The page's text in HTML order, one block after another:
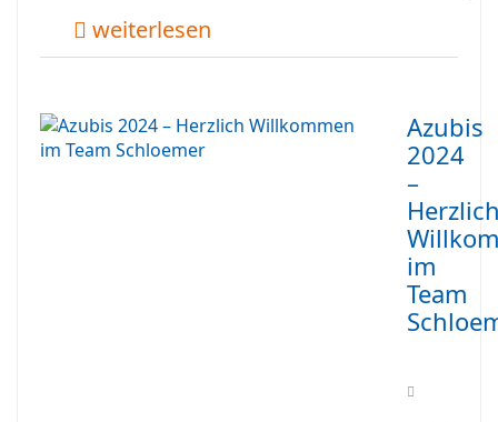
weiterlesen
Azubis
2024
–
im
Team